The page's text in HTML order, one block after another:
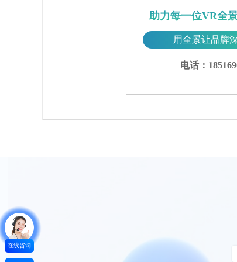
助力每一位VR全
用全景让品牌
电话：
在线咨询